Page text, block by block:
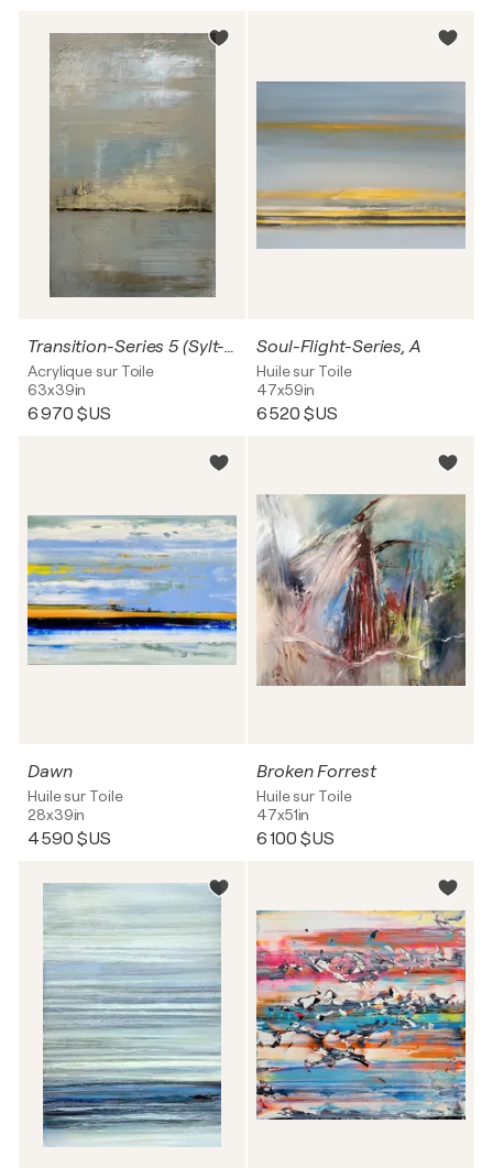
Transition-Series 5 (Sylt-Impressions)
Acrylique sur Toile
63x39in
6 970 $US
Soul-Flight-Series, A
Huile sur Toile
47x59in
6 520 $US
Dawn
Huile sur Toile
28x39in
4 590 $US
Broken Forrest
Huile sur Toile
47x51in
6 100 $US